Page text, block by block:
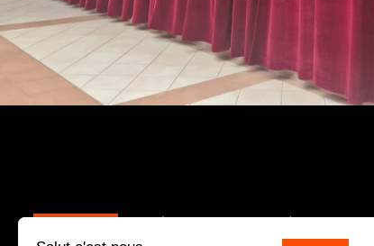
La Vénitienne est une PME charentaise qui,
depuis 30 ans, conçoit, fabrique et